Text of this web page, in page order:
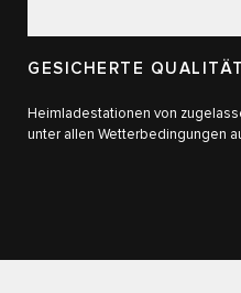
GESICHERTE QUALITÄT
Heimladestationen von
unter allen Wetterbedingungen